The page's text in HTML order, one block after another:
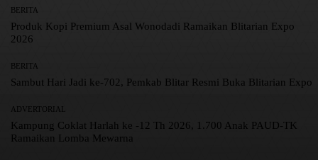
BERITA
Produk Kopi Premium Asal Wonodadi Ramaikan Blitarian Expo
2026
BERITA
Sambut Hari Jadi ke-702, Pemkab Blitar Resmi Buka Blitarian Expo
ADVERTORIAL
Kampung Coklat Harlah ke -12 Th 2026, 1.700 Anak PAUD-TK
Ramaikan Lomba Mewarna